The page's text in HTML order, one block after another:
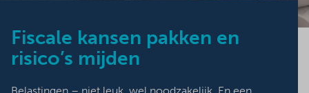
Fiscale begeleiding
Fiscale kansen pakken en
risico’s mijden